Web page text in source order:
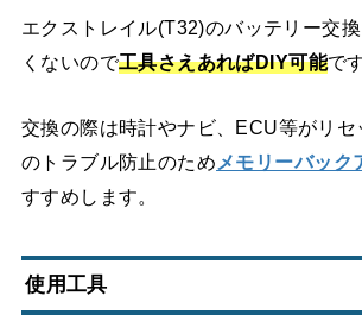
エクストレイル(T32)のバッテリー交
くないので工具さえあればDIY可能で
交換の際は時計やナビ、ECU等がリ
のトラブル防止のため メモリーバック
すすめします。
使用工具